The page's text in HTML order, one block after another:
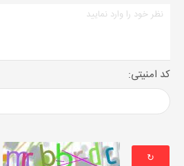
کد امنیتی:
↻